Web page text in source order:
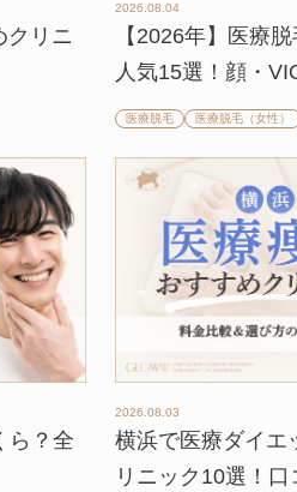
クリニ
2026.08.04
【2026年】医療
人気15選！顔・
医療脱毛 医療脱毛（女性）
ら？全
2026.08.03
横浜で医療ダイエ
リニック10選！